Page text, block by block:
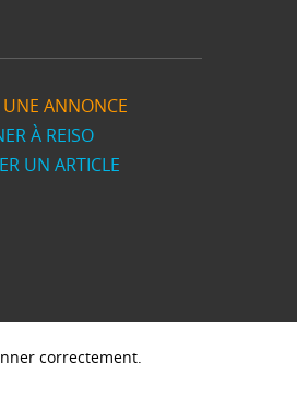
UNE ANNONCE
À REISO
UN ARTICLE
correctement.